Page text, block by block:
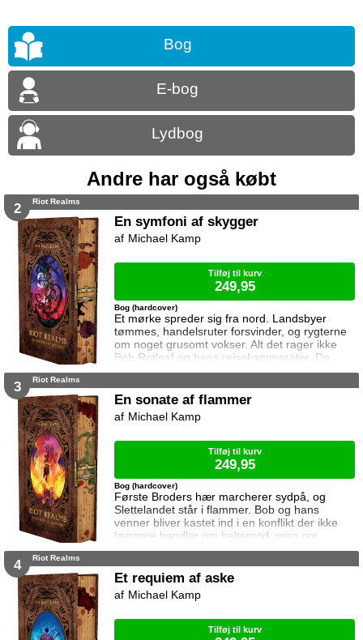
Bog
E-bog
Lydbog
Andre har også købt
2 Riot Realms
En symfoni af skygger
Et mørke spreder sig fra nord. Landsbyer
tømmes, handelsruter forsvinder, og rygterne
om noget grusomt vokser. Alt det rager ikke
Bob Rotleaf og hans rejsekammerater. De
fejrer deres seneste sejr i Guma Ha – med
ingen planer om at kaste sig ud i flere
gammel ven kalder på hjælp, er det slut med
Bog (hardcover)
Michael Kamp
Tilføj til kurv
249,95
3 Riot Realms
En sonate af flammer
Første Broders hær marcherer sydpå, og
Slettelandet står i flammer. Bob og hans
venner bliver kastet ind i en konflikt der ikke
længere handler om heltemod, men om
overlevelse. Grænserne mellem godt og ondt
tvinges til at træffe beslutninger der ikke kan
gøres om. Og fjenderne de kæmper imod,
ligner dem mere end de tør indrømme.
skæbnen er ligeglad
Bog (hardcover)
Michael Kamp
Tilføj til kurv
249,95
4 Riot Realms
Et requiem af aske
Michael Kamp
Tilføj til kurv